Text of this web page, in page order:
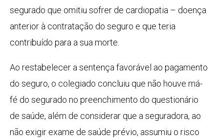
segurado que omitiu sofrer de cardiopatia – doença
anterior à contratação do seguro e que teria
contribuído para a sua morte.
Ao restabelecer a sentença favorável ao pagamento
do seguro, o colegiado concluiu que não houve má-
fé do segurado no preenchimento do questionário
de saúde, além de considerar que a seguradora, ao
não exigir exame de saúde prévio, assumiu o risco